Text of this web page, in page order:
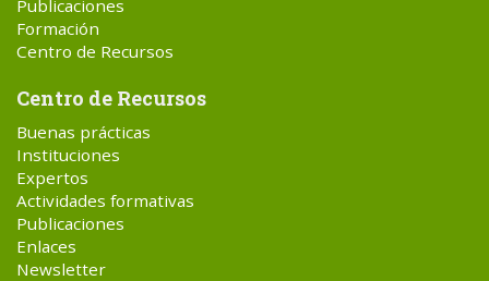
Publicaciones
Formación
Centro de Recursos
Centro de Recursos
Buenas prácticas
Instituciones
Expertos
Actividades formativas
Publicaciones
Enlaces
Newsletter